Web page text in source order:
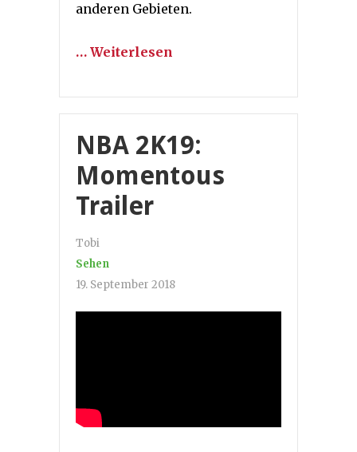
anderen Gebieten.
… Weiterlesen
NBA 2K19:
Momentous
Trailer
Tobi
Sehen
19. September 2018